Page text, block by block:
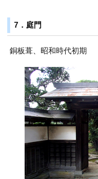
7．庭門
銅板葺、昭和時代初期